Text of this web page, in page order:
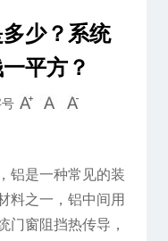
少？系统
平方？
铝是一种常见的装
料之一，铝中间用
门窗阻挡热传导，